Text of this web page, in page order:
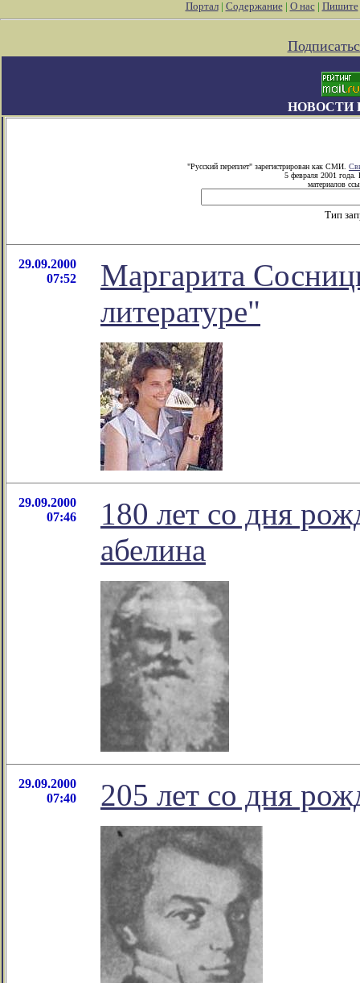
Портал| Содержание| О нас| Пишите
НОВОСТИ
"Русский переплет" зарегистрирован как СМИ.
5 февраля 2001 года.
материалов
Тип
29.09.2000
07:52
Маргарита
литературе"
29.09.2000
07:46
180 лет со дня
абелина
29.09.2000
07:40
205 лет со дня